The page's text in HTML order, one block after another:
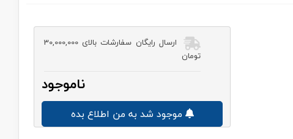
ارسال رایگان سفارشات بالای 30,000,000
تومان
ناموجود